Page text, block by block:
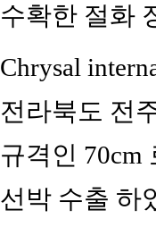
수확한 절화
Chrysal
전라북도 전
규격인 70cm
선박 수출 하